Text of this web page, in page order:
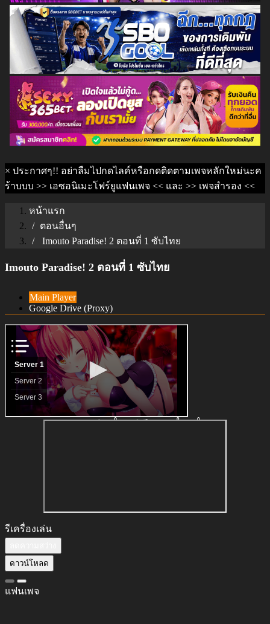
× ประกาศๆ!! อย่าลืมไปกดไลค์หรือกดติดตามเพจหลักใหม่นะค
ร้าบบบ >> เอซอนิเมะโฟร์ยูแฟนเพจ << และ >> เพจสำรอง <<
หน้าแรก
ตอนอื่นๆ
Imouto Paradise! 2 ตอนที่ 1 ซับไทย
Imouto Paradise! 2 ตอนที่ 1 ซับไทย
Main Player
Google Drive (Proxy)
รีเครื่องเล่น
ดาวน์โหลด
แฟนเพจ